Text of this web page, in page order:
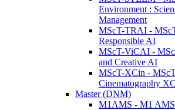
Environment :
Management
MScT-TRAI -
Responsible AI
MScT-ViCAI -
and Creative AI
MScT-XCin -
Cinematography
Master (DNM)
M1AMS - M1 AMS